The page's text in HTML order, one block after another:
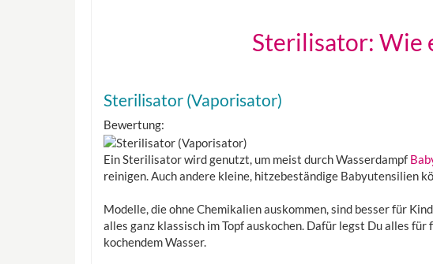
Sterilisator: Wie
Sterilisator (Vaporisator)
Bewertung:
Ein Sterilisator wird genutzt, um meist durch Wasserdampf
reinigen. Auch andere kleine, hitzebeständige Babyutensilien
Modelle, die ohne Chemikalien auskommen, sind besser für
alles ganz klassisch im Topf auskochen. Dafür legst Du alles
kochendem Wasser.